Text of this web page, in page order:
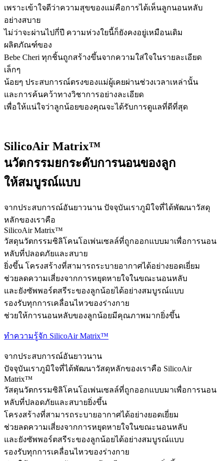
เพราะเข้าใจดีว่าความสุขของแม่คือการได้เห็นลูกนอนหลับ
อย่างสบาย
ไม่ว่าจะผ่านไปกี่ปี ความห่วงใยนี้ก็ยังคงอยู่เหมือนเดิม
ผลิตภัณฑ์ของ
Bebe Cheri ทุกชิ้นถูกสร้างขึ้นจากความใส่ใจในรายละเอียด
เล็กๆ
น้อยๆ ประสบการณ์ตรงของแม่ผู้เคยผ่านช่วงเวลาเหล่านั้น
และการค้นคว้าทางวิชาการอย่างละเอียด
เพื่อให้แน่ใจว่าลูกน้อยของคุณจะได้รับการดูแลที่ดีที่สุด
SilicoAir Matrix™
นวัตกรรมยกระดับการนอนของลูก
ให้สมบูรณ์แบบ
จากประสบการณ์อันยาวนาน ปัจจุบันเราภูมิใจที่ได้พัฒนาวัสดุ
หลักของเราคือ
SilicoAir Matrix™
วัสดุนวัตกรรมซิลิโคนโอเพ่นเซลล์ที่ถูกออกแบบมาเพื่อการนอน
หลับที่ปลอดภัยและสบาย
ยิ่งขึ้น โครงสร้างที่สามารถระบายอากาศได้อย่างยอดเยี่ยม
ช่วยลดความเสี่ยงจากการหยุดหายใจในขณะนอนหลับ
และยังซัพพอร์ตสรีระของลูกน้อยได้อย่างสมบูรณ์แบบ
รองรับทุกการเคลื่อนไหวของร่างกาย
ช่วยให้การนอนหลับของลูกน้อยมีคุณภาพมากยิ่งขึ้น
ทำความรู้จัก SilicoAir Matrix™
จากประสบการณ์อันยาวนาน
ปัจจุบันเราภูมิใจที่ได้พัฒนาวัสดุหลักของเราคือ SilicoAir
Matrix™
วัสดุนวัตกรรมซิลิโคนโอเพ่นเซลล์ที่ถูกออกแบบมาเพื่อการนอน
หลับที่ปลอดภัยและสบายยิ่งขึ้น
โครงสร้างที่สามารถระบายอากาศได้อย่างยอดเยี่ยม
ช่วยลดความเสี่ยงจากการหยุดหายใจในขณะนอนหลับ
และยังซัพพอร์ตสรีระของลูกน้อยได้อย่างสมบูรณ์แบบ
รองรับทุกการเคลื่อนไหวของร่างกาย